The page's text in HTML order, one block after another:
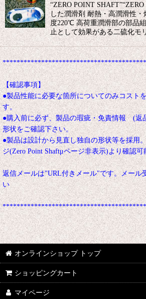
“ZERO POINT
した潤滑剤 耐熱・高潤滑性・
度220℃ 高荷重潤滑部の部品
止として効果がある二硫化モ
【確認事項】
●製品性能に必要な箇所についてのみコスト
す。
●購入前に必ず、製品の瑕疵・免責情報 (返
形状をご確認下さい。
●製品は設計から見直し独自の形状等を採用
ジ(Zero Point Shaftμページ非表示)より確認可
返信メールは"URL付きメール"です。メール
い
オンラインショップ トップ
ショッピングカート
マイページ